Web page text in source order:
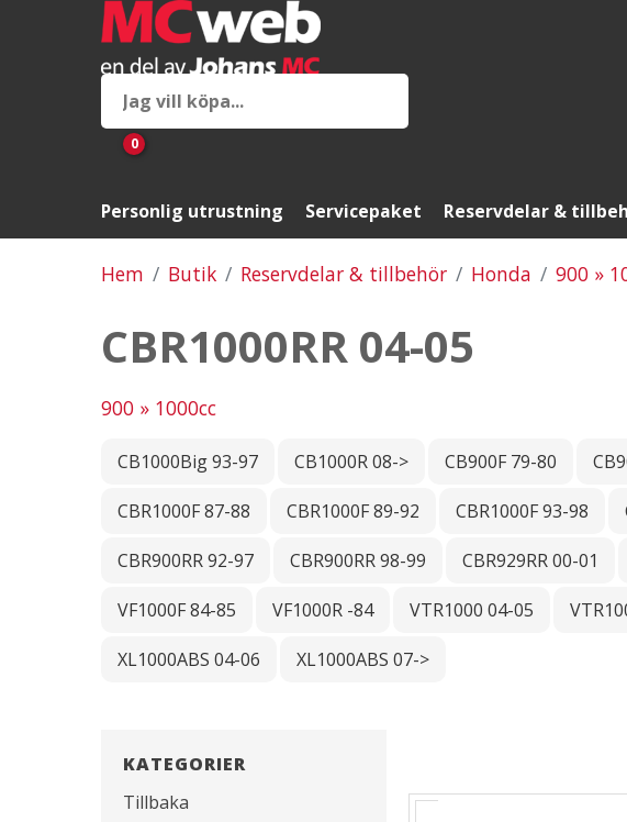
0
Personlig utrustning Servicepaket Reservdelar &
Hem Butik Reservdelar & tillbehör Honda 900 »
CBR1000RR 04-05
900 » 1000cc
CB1000Big 93-97 CB1000R 08-> CB900F 79-80
CBR1000F 87-88 CBR1000F 89-92 CBR1000F 93-98
CBR900RR 92-97 CBR900RR 98-99 CBR929RR 00-01
VF1000F 84-85 VF1000R -84 VTR1000 04-05
XL1000ABS 04-06 XL1000ABS 07->
KATEGORIER
Tillbaka